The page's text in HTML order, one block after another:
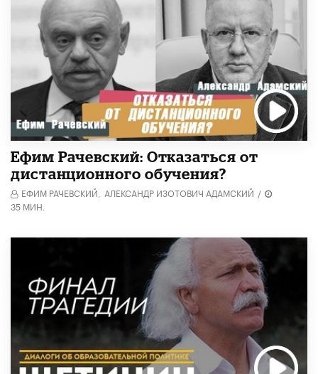
Ефим Рачевский: Отказаться от
дистанционного обучения?
ЕФИМ РАЧЕВСКИЙ, АЛЕКСАНДР ИЗОТОВИЧ АДАМСКИЙ /
35 МИН.